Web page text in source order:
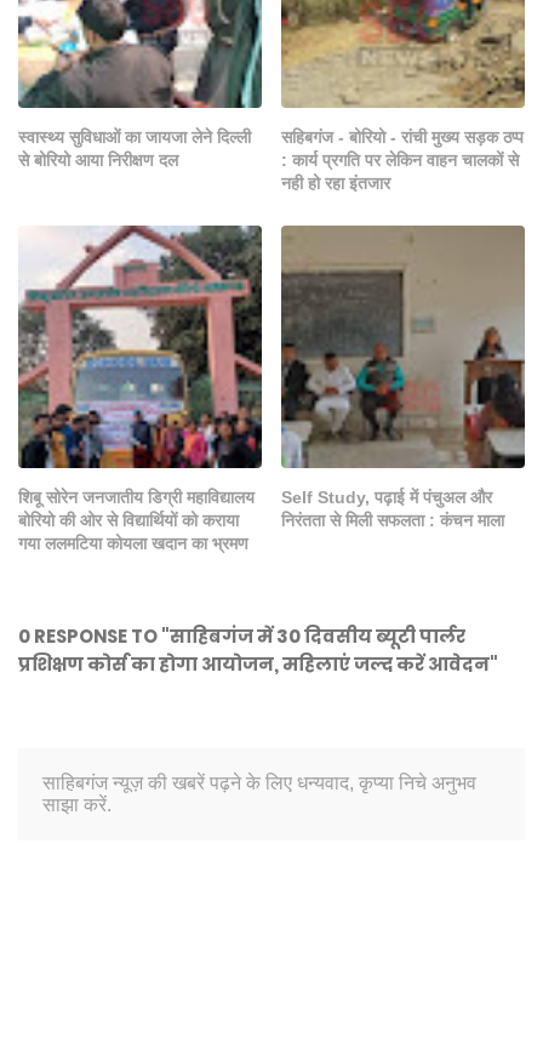
स्वास्थ्य सुविधाओं का जायजा लेने दिल्ली
से बोरियो आया निरीक्षण दल
सहिबगंज - बोरियो - रांची मुख्य सड़क ठप्प
: कार्य प्रगति पर लेकिन वाहन चालकों से
नही हो रहा इंतजार
शिबू सोरेन जनजातीय डिग्री महाविद्यालय
बोरियो की ओर से विद्यार्थियों को कराया
गया ललमटिया कोयला खदान का भ्रमण
Self Study, पढ़ाई में पंचुअल और
निरंतता से मिली सफलता : कंचन माला
0 RESPONSE TO "साहिबगंज में 30 दिवसीय ब्यूटी पार्लर
प्रशिक्षण कोर्स का होगा आयोजन, महिलाएं जल्द करें आवेदन"
साहिबगंज न्यूज़ की खबरें पढ़ने के लिए धन्यवाद, कृप्या निचे अनुभव
साझा करें.